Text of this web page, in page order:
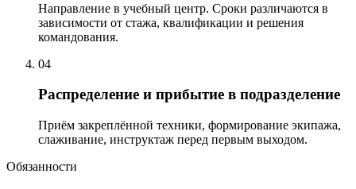
Направление в учебный центр. Сроки различаются в
зависимости от стажа, квалификации и решения
командования.
04
Распределение и прибытие в подразделение
Приём закреплённой техники, формирование экипажа,
слаживание, инструктаж перед первым выходом.
Обязанности